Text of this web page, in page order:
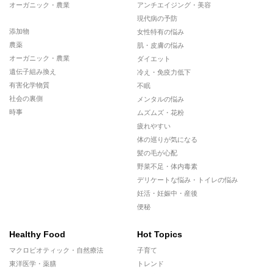
オーガニック・農業
添加物
農薬
オーガニック・農業
遺伝子組み換え
有害化学物質
社会の裏側
時事
アンチエイジング・美容
現代病の予防
女性特有の悩み
肌・皮膚の悩み
ダイエット
冷え・免疫力低下
不眠
メンタルの悩み
ムズムズ・花粉
疲れやすい
体の巡りが気になる
髪の毛が心配
野菜不足・体内毒素
デリケートな悩み・トイレの悩み
妊活・妊娠中・産後
便秘
Healthy Food
マクロビオティック・自然療法
東洋医学・薬膳
Hot Topics
子育て
トレンド